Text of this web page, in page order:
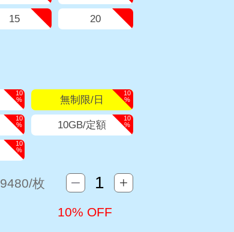
15 20
10
%
無制限/日
10
%
10
%
10GB/定額
10
%
10
%
9480/枚
10% OFF